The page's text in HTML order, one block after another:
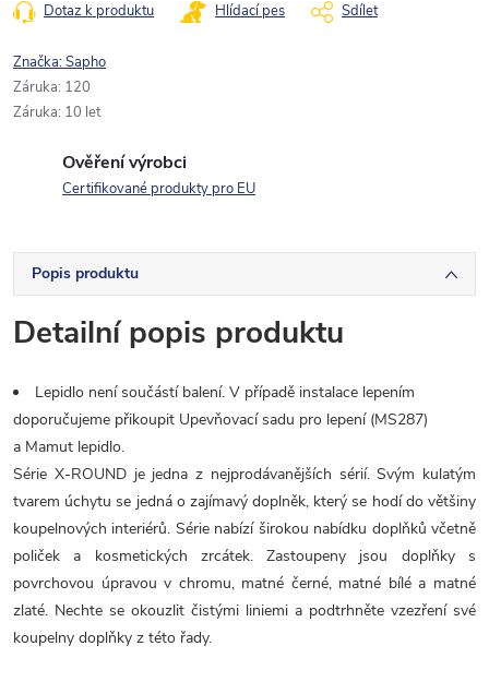
Dotaz k produktu Hlídací pes Sdílet
Značka:Sapho
Záruka: 120
Záruka: 10 let
Ověření výrobci
Certifikované produkty pro EU
Popis produktu
Detailní popis produktu
Lepidlo není součástí balení. V případě instalace lepením
doporučujeme přikoupit Upevňovací sadu pro lepení (MS287)
a Mamut lepidlo.
Série X-ROUND je jedna z nejprodávanějších sérií. Svým kulatým
tvarem úchytu se jedná o zajímavý doplněk, který se hodí do většiny
koupelnových interiérů. Série nabízí širokou nabídku doplňků včetně
poliček a kosmetických zrcátek. Zastoupeny jsou doplňky s
povrchovou úpravou v chromu, matné černé, matné bílé a matné
zlaté. Nechte se okouzlit čistými liniemi a podtrhněte vzezření své
koupelny doplňky z této řady.